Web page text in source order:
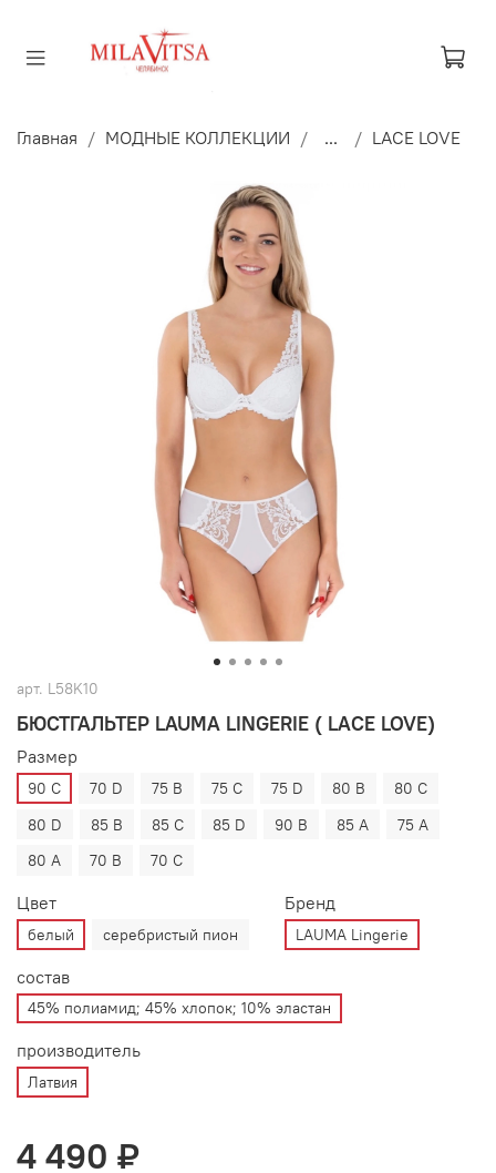
Главная МОДНЫЕ КОЛЛЕКЦИИ ... LACE LOVE
арт. L58K10
БЮСТГАЛЬТЕР LAUMA LINGERIE ( LACE LOVE)
Размер
90 C 70 D 75 B 75 C 75 D 80 B
80 C
80 D
85 B 85 C 85 D 90 B 85 A
75 A
80 A
70 B 70 C
Цвет
белый серебристый пион
Бренд
LAUMA Lingerie
состав
45% полиамид; 45% хлопок; 10% эластан
производитель
Латвия
4 490 ₽